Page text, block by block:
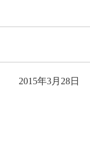
2015年3月28日